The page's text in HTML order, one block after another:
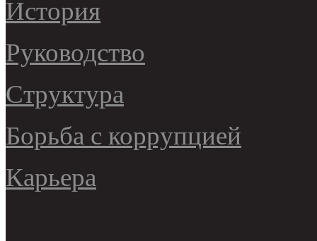
История
Руководство
Структура
Борьба с коррупцией
Карьера